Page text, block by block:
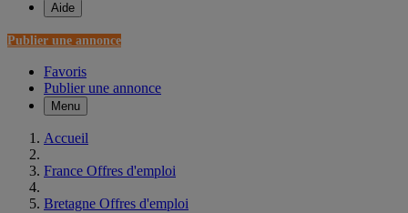
Aide
Publier une annonce
Favoris
Publier une annonce
Menu
Accueil
France Offres d'emploi
Bretagne Offres d'emploi